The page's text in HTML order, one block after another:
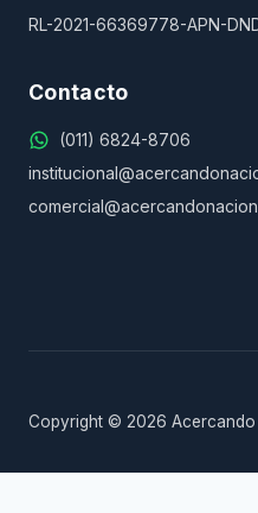
RL-2021-66369778-APN-
Contacto
(011) 6824-8706
Copyright © 2026 Acercando